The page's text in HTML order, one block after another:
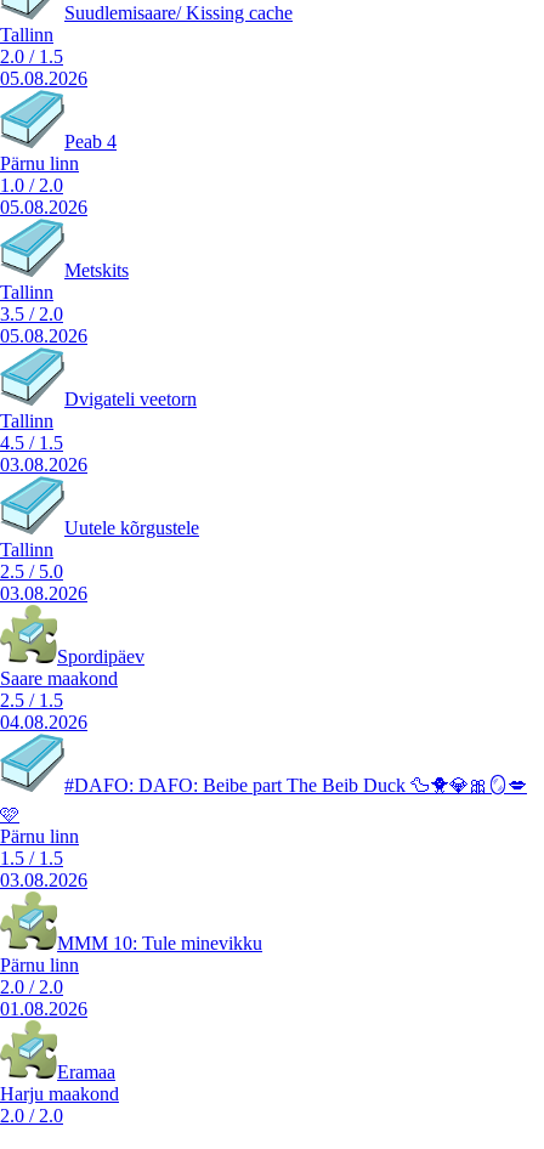
Suudlemisaare/ Kissing cache
Tallinn
2.0 / 1.5
05.08.2026
Peab 4
Pärnu linn
1.0 / 2.0
05.08.2026
Metskits
Tallinn
3.5 / 2.0
05.08.2026
Dvigateli veetorn
Tallinn
4.5 / 1.5
03.08.2026
Uutele kõrgustele
Tallinn
2.5 / 5.0
03.08.2026
Spordipäev
Saare maakond
2.5 / 1.5
04.08.2026
#DAFO: DAFO: Beibe part The Beib Duck 🦆🐥💎🎀🪞💋
🩷
Pärnu linn
1.5 / 1.5
03.08.2026
MMM 10: Tule minevikku
Pärnu linn
2.0 / 2.0
01.08.2026
Eramaa
Harju maakond
2.0 / 2.0